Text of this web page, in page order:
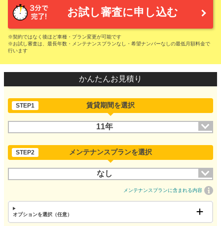
お試し審査に申し込む
※契約ではなく後ほど車種・プラン変更が可能です
※お試し審査は、最長年数・メンテナンスプランなし・希望ナンバーなしの最低月額料金で
行います
かんたんお見積り
STEP1 賃貸期間を選択
11年
STEP2 メンテナンスプランを選択
なし
メンテナンスプランに含まれる内容
オプションを選択（任意）